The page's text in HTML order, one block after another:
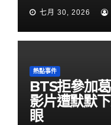
七月 30, 2026
熱點事件
BTS拒參加
影片遭默默
眼